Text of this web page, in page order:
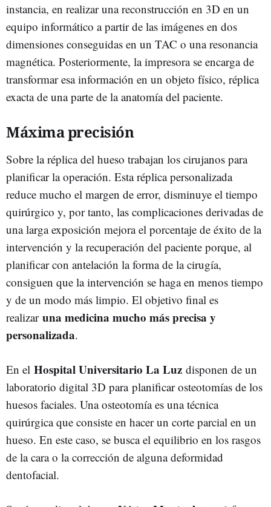
instancia, en realizar una reconstrucción en 3D en un
equipo informático a partir de las imágenes en dos
dimensiones conseguidas en un TAC o una resonancia
magnética. Posteriormente, la impresora se encarga de
transformar esa información en un objeto físico, réplica
exacta de una parte de la anatomía del paciente.
Máxima precisión
Sobre la réplica del hueso trabajan los cirujanos para
planificar la operación. Esta réplica personalizada
reduce mucho el margen de error, disminuye el tiempo
quirúrgico y, por tanto, las complicaciones derivadas de
una larga exposición mejora el porcentaje de éxito de la
intervención y la recuperación del paciente porque, al
planificar con antelación la forma de la cirugía,
consiguen que la intervención se haga en menos tiempo
y de un modo más limpio. El objetivo final es
realizar una medicina mucho más precisa y
personalizada.
En el Hospital Universitario La Luz disponen de un
laboratorio digital 3D para planificar osteotomías de los
huesos faciales. Una osteotomía es una técnica
quirúrgica que consiste en hacer un corte parcial en un
hueso. En este caso, se busca el equilibrio en los rasgos
de la cara o la corrección de alguna deformidad
dentofacial.